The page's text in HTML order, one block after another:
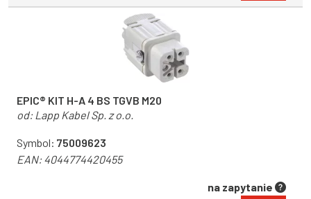
EPIC® KIT H-A 4 BS TGVB M20
od: Lapp Kabel Sp. z o.o.
Symbol: 75009623
EAN:4044774420455
na zapytanie